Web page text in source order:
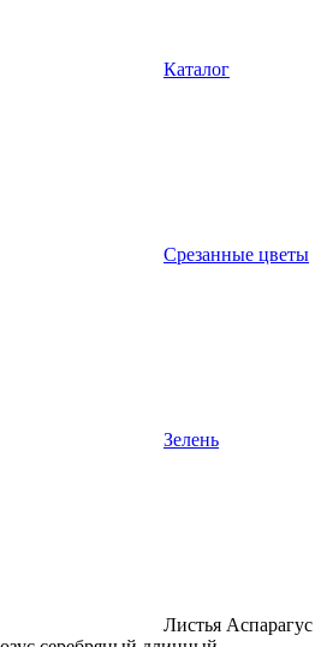
Каталог
Срезанные цветы
Зелень
Листья Аспарагус